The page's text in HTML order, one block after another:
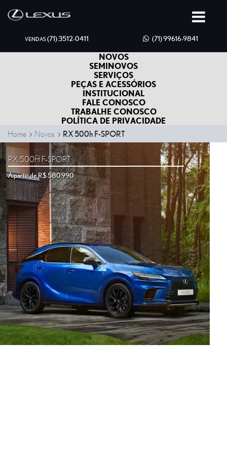
VENDAS(71) 3512-0411 (71) 99616-9841
NOVOS
SEMINOVOS
SERVIÇOS
PEÇAS E ACESSÓRIOS
INSTITUCIONAL
FALE CONOSCO
TRABALHE CONOSCO
POLÍTICA DE PRIVACIDADE
Home
Novos RX 500h F-SPORT
RX 500H F-SPORT
A partir de R$ 580.990